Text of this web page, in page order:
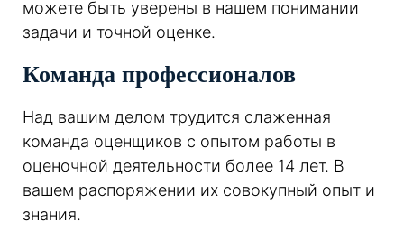
можете быть уверены в нашем понимании
задачи и точной оценке.
Команда профессионалов
Над вашим делом трудится слаженная
команда оценщиков с опытом работы в
оценочной деятельности более 14 лет. В
вашем распоряжении их совокупный опыт и
знания.